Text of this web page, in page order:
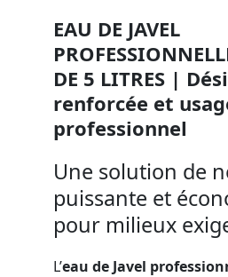
EAU DE JAVEL
DE 5 LITRES |
renforcée et
professionnel
Une solution de
puissante et
pour milieux
L’eau de Javel